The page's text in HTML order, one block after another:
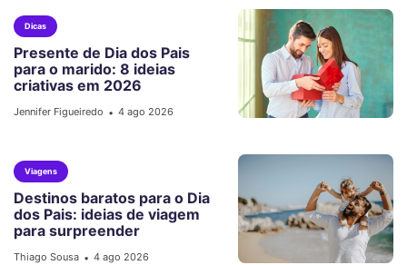
Dicas
Presente de Dia dos Pais
para o marido: 8 ideias
criativas em 2026
Jennifer Figueiredo • 4 ago 2026
Viagens
Destinos baratos para o Dia
dos Pais: ideias de viagem
para surpreender
Thiago Sousa • 4 ago 2026